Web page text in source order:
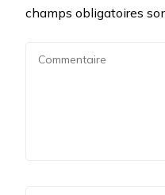
champs obligatoires